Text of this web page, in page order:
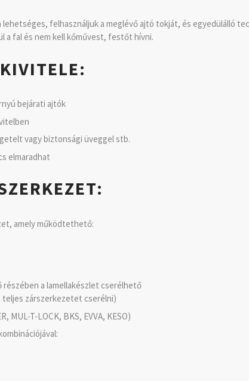
lehetséges, felhasználjuk a meglévő ajtó tokját, és egyedülálló
a fal és nem kell kőművest, festőt hívni.
bejárati ajtók
vagy biztonsági üveggel stb.
elmaradhat
amely működtethető:
részében a lamellakészlet cserélhető
teljes zárszerkezetet cserélni)
MUL-T-LOCK, BKS, EVVA, KESO)